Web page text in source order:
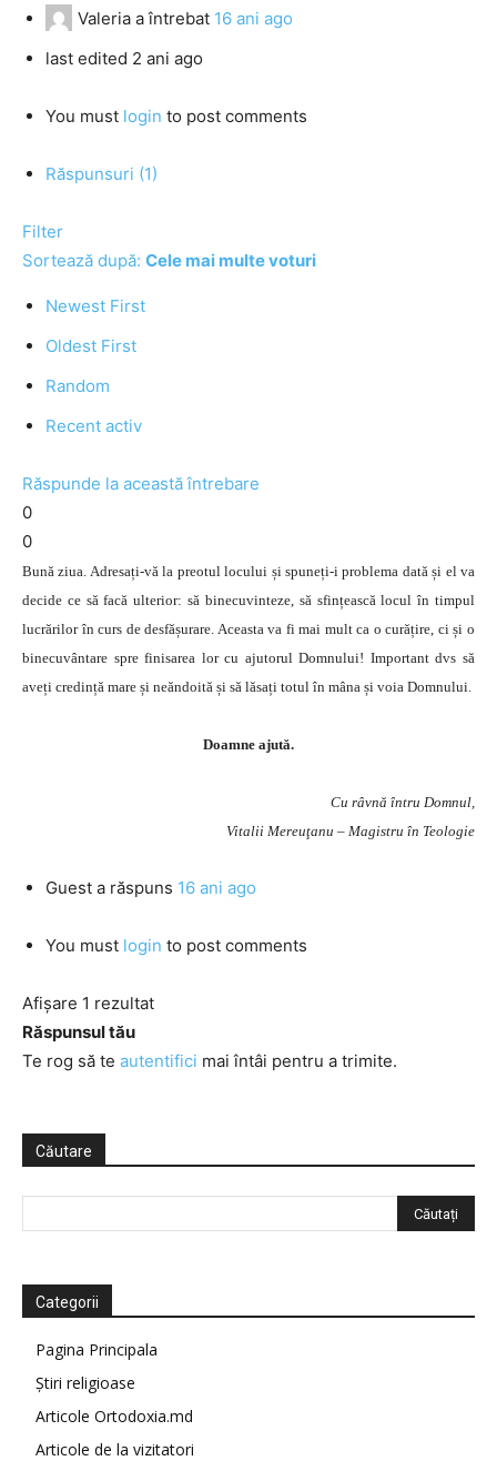
Valeria a întrebat 16 ani ago
last edited 2 ani ago
You must login to post comments
Răspunsuri (1)
Filter
Sortează după: Cele mai multe voturi
Newest First
Oldest First
Random
Recent activ
Răspunde la această întrebare
0
0
Bună ziua. Adresați-vă la preotul locului și spuneți-i problema dată și el va
decide ce să facă ulterior: să binecuvinteze, să sfințească locul în timpul
lucrărilor în curs de desfășurare. Aceasta va fi mai mult ca o curățire, ci și o
binecuvântare spre finisarea lor cu ajutorul Domnului! Important dvs să
aveți credință mare și neăndoită și să lăsați totul în mâna și voia Domnului.
Doamne ajută.
Cu râvnă întru Domnul,
Vitalii Mereuţanu – Magistru în Teologie
Guest a răspuns 16 ani ago
You must login to post comments
Afișare 1 rezultat
Răspunsul tău
Te rog să te autentifici mai întâi pentru a trimite.
Căutare
Categorii
Pagina Principala
Știri religioase
Articole Ortodoxia.md
Articole de la vizitatori